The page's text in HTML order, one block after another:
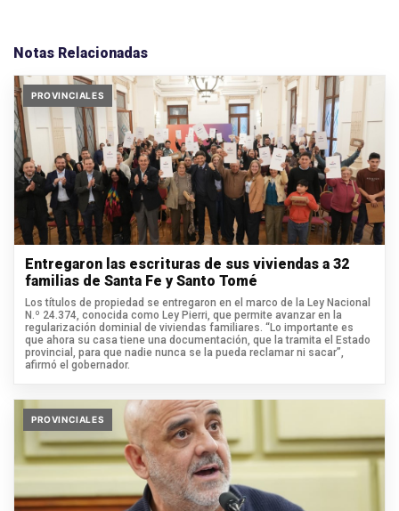
Notas Relacionadas
PROVINCIALES
Entregaron las escrituras de sus viviendas a 32
familias de Santa Fe y Santo Tomé
Los títulos de propiedad se entregaron en el marco de la Ley Nacional
N.º 24.374, conocida como Ley Pierri, que permite avanzar en la
regularización dominial de viviendas familiares. “Lo importante es
que ahora su casa tiene una documentación, que la tramita el Estado
provincial, para que nadie nunca se la pueda reclamar ni sacar”,
afirmó el gobernador.
PROVINCIALES